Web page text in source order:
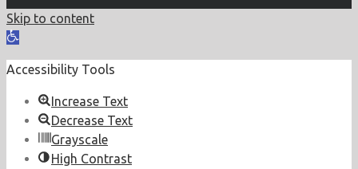
Skip to content
Open
Accessibility Tools
Increase Text
Decrease Text
Grayscale
High Contrast